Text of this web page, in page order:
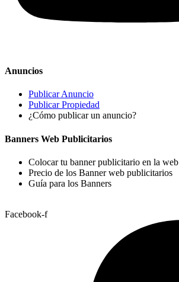
Anuncios
Publicar Anuncio
Publicar Propiedad
¿Cómo publicar un anuncio?
Banners Web Publicitarios
Colocar tu banner publicitario en la web
Precio de los Banner web publicitarios
Guía para los Banners
Facebook-f